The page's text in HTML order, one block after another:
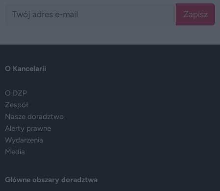
Zapisz
O Kancelarii
O DZP
Zespół
Nasze doradztwo
Alerty prawne
Wydarzenia
Media
Główne obszary doradztwa